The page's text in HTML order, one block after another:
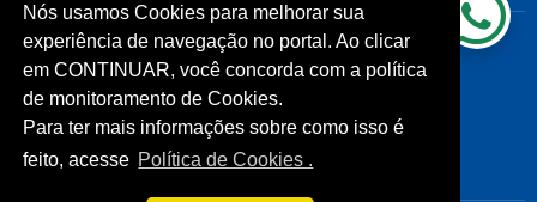
Nós usamos Cookies para melhorar sua
experiência de navegação no portal. Ao clicar
em CONTINUAR, você concorda com a política
de monitoramento de Cookies.
Para ter mais informações sobre como isso é
feito, acesse Política de Cookies .
Processos Seletivos (Antigos)
Licitações
Notícias
Imprensa
Fale Conosco
Biblioteca
Unidades Sesc-TO
Cliente